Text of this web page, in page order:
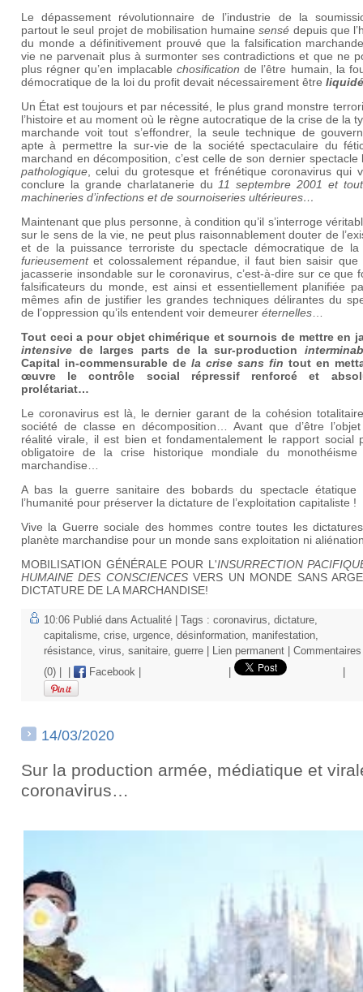
Le dépassement révolutionnaire de l’industrie de la
partout le seul projet de mobilisation humainesensé depuis que
du monde a définitivement prouvé que la falsification
vie ne parvenait plus à surmonter ses contradictions et que ne
plus régner qu’en implacable chosification de l’être humain, la
démocratique de la loi du profit devait nécessairement être
Un État est toujours et par nécessité, le plus grand monstre
l’histoire et au moment où le règne autocratique de la crise de la
marchande voit tout s’effondrer, la seule technique de
apte à permettre la sur-vie de la société spectaculaire du
marchand en décomposition, c’est celle de son dernier spectacle
pathologique , celui du grotesque et frénétique coronavirus qui
conclure la grande charlatanerie du 11 septembre 2001 et
machineries d’infections et de sournoiseries ultérieures…
Maintenant que plus personne, à condition qu’il s’interroge
sur le sens de la vie, ne peut plus raisonnablement douter de
et de la puissance terroriste du spectacle démocratique de la
furieusementet colossalement répandue, il faut bien saisir que
jacasserie insondable sur le coronavirus, c’est-à-dire sur ce que
falsificateurs du monde, est ainsi et essentiellement planifiée
mêmes afin de justifier les grandes techniques délirantes du
de l’oppression qu’ils entendent voir demeurer éternelles
Tout ceci a pour objet chimérique et sournois de mettre en
intensive de larges parts de la sur-production
Capital in-commensurable de la crise sans fin tout en
œuvre le contrôle social répressif renforcé et
prolétariat…
Le coronavirus est là, le dernier garant de la cohésion
société de classe en décomposition… Avant que d’être l’objet
réalité virale, il est bien et fondamentalement le rapport social
obligatoire de la crise historique mondiale du
marchandise…
A bas la guerre sanitaire des bobards du spectacle étatique
l’humanité pour préserver la dictature de l’exploitation capitaliste !
Vive la Guerre sociale des hommes contre toutes les
planète marchandise pour un monde sans exploitation ni
MOBILISATION GÉNÉRALE POUR L'INSURRECTION
HUMAINE DES CONSCIENCES VERS UN MONDE SANS
DICTATURE DE LA MARCHANDISE!
10:06 Publié dans Actualité | Tags : coronavirus dictature
capitalisme crise urgence désinformation manifestation
résistance virus sanitaire guerre Lien permanent
Commentaires
(0)
Facebook
14/03/2020
Sur la production armée, médiatique et
coronavirus…